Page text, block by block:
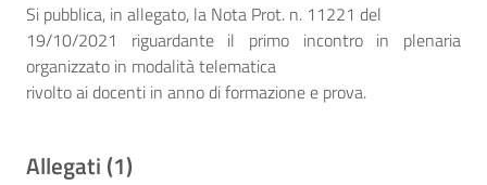
Si pubblica, in allegato, la Nota Prot. n. 11221 del
19/10/2021 riguardante il primo incontro in plenaria
organizzato in modalità telematica
rivolto ai docenti in anno di formazione e prova.
Allegati (1)